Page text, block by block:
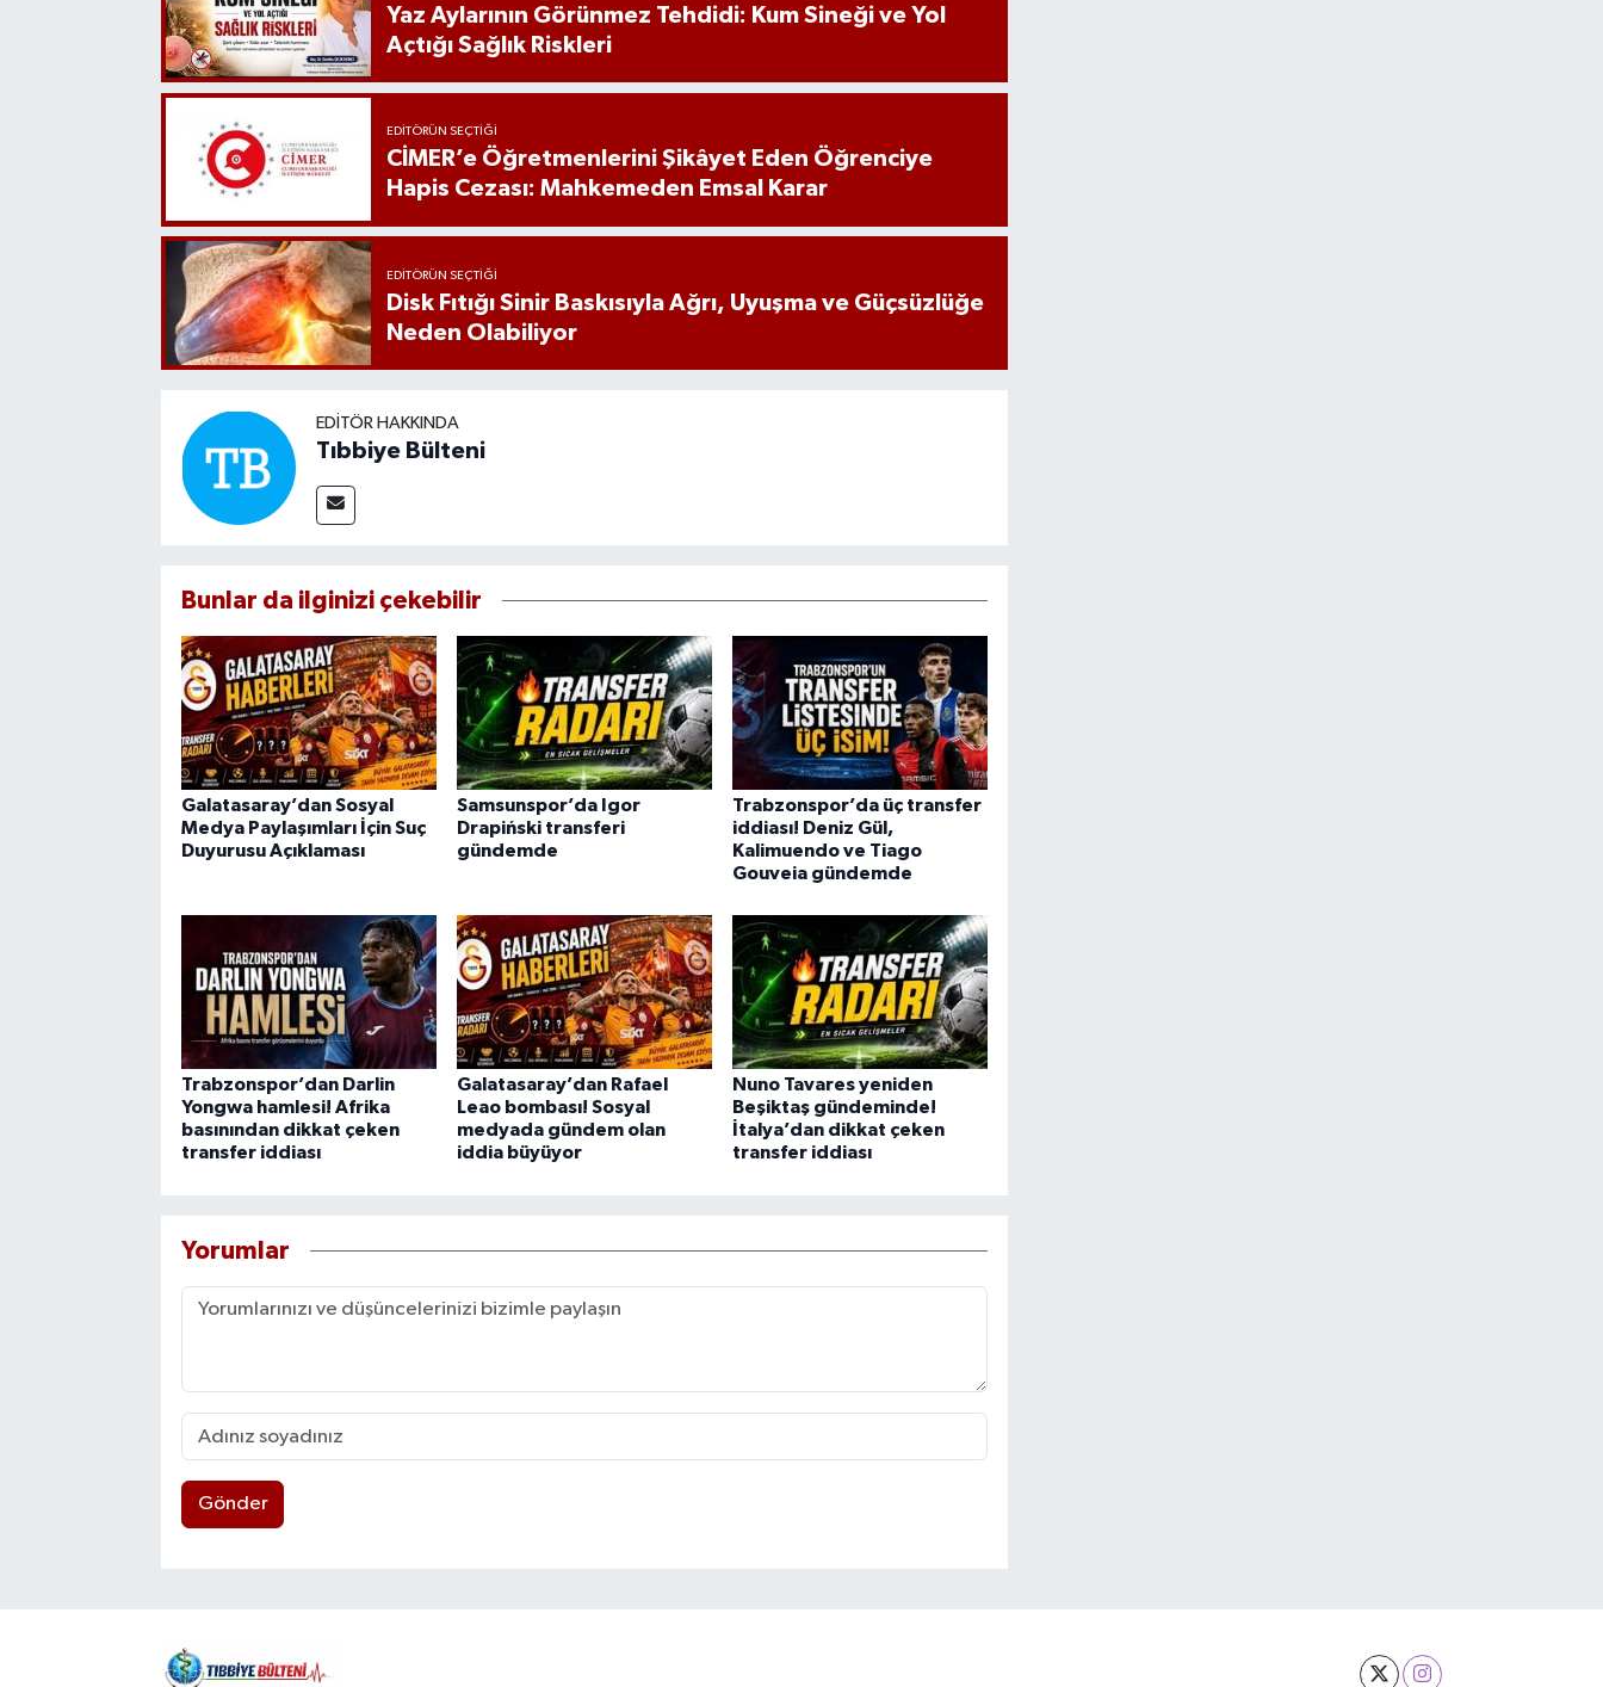
Yaz Aylarının Görünmez Tehdidi: Kum Sineği ve Yol
Açtığı Sağlık Riskleri
EDITÖRÜN SEÇTIĞI
CİMER’e Öğretmenlerini Şikâyet Eden Öğrenciye
Hapis Cezası: Mahkemeden Emsal Karar
EDITÖRÜN SEÇTIĞI
Disk Fıtığı Sinir Baskısıyla Ağrı, Uyuşma ve Güçsüzlüğe
Neden Olabiliyor
EDITÖR HAKKINDA
Tıbbiye Bülteni
Bunlar da ilginizi çekebilir
Galatasaray’dan Sosyal
Medya Paylaşımları İçin Suç
Duyurusu Açıklaması
Samsunspor’da Igor
Drapiński transferi
gündemde
Trabzonspor’da üç transfer
iddiası! Deniz Gül,
Kalimuendo ve Tiago
Gouveia gündemde
Trabzonspor’dan Darlin
Yongwa hamlesi! Afrika
basınından dikkat çeken
transfer iddiası
Galatasaray’dan Rafael
Leao bombası! Sosyal
medyada gündem olan
iddia büyüyor
Nuno Tavares yeniden
Beşiktaş gündeminde!
İtalya’dan dikkat çeken
transfer iddiası
Yorumlar
Gönder